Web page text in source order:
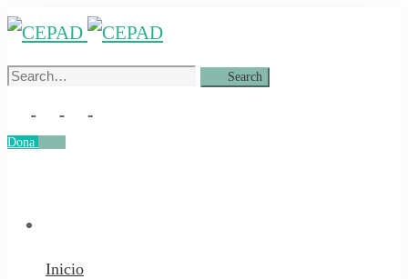
Search
Search
Dona
Inicio